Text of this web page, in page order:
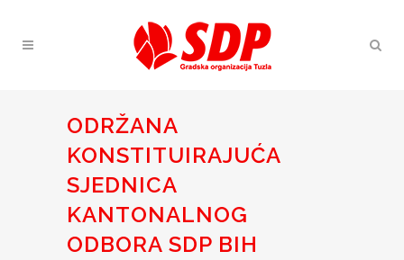
ODRŽANA
KONSTITUIRAJUĆA
SJEDNICA
KANTONALNOG
ODBORA SDP BIH